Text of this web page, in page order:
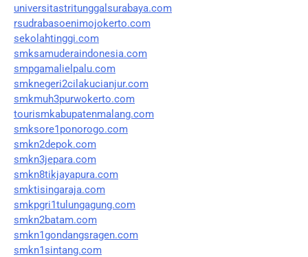
universitastritunggalsurabaya.com
rsudrabasoenimojokerto.com
sekolahtinggi.com
smksamuderaindonesia.com
smpgamalielpalu.com
smknegeri2cilakucianjur.com
smkmuh3purwokerto.com
tourismkabupatenmalang.com
smksore1ponorogo.com
smkn2depok.com
smkn3jepara.com
smkn8tikjayapura.com
smktisingaraja.com
smkpgri1tulungagung.com
smkn2batam.com
smkn1gondangsragen.com
smkn1sintang.com